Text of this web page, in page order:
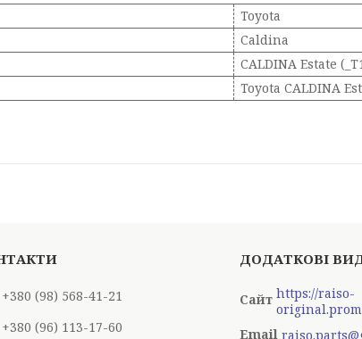
Toyota
Caldina
CALDINA Estate
Toyota CALDINA
+380 (98) 568-41-21
+380 (96) 113-17-60
https://raiso-